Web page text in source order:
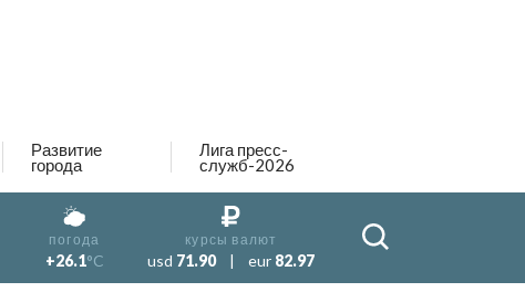
Развитие
города
Лига пресс-
служб-2026
погода
+26.1°C
курсы валют
usd 71.90 | eur 82.97